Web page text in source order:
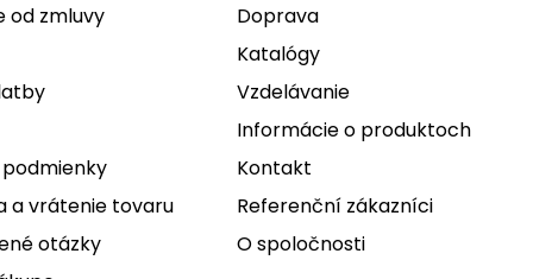
od zmluvy
a vrátenie tovaru
otázky
Doprava
Katalógy
Vzdelávanie
Informácie o produktoch
Kontakt
Referenční zákazníci
O spoločnosti